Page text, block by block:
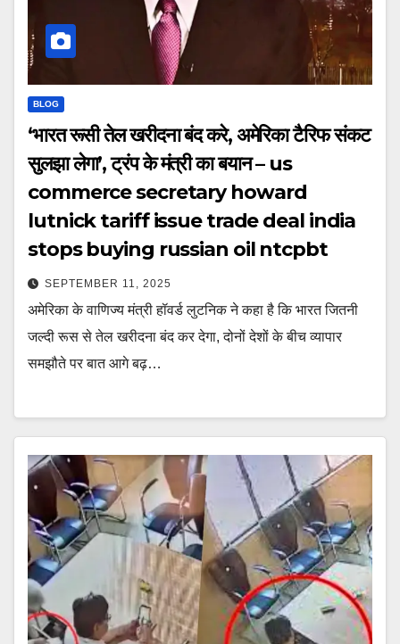
BLOG
‘भारत रूसी तेल खरीदना बंद करे, अमेरिका टैरिफ संकट
सुलझा लेगा’, ट्रंप के मंत्री का बयान – us
commerce secretary howard
lutnick tariff issue trade deal india
stops buying russian oil ntcpbt
SEPTEMBER 11, 2025
अमेरिका के वाणिज्य मंत्री हॉवर्ड लुटनिक ने कहा है कि भारत जितनी
जल्दी रूस से तेल खरीदना बंद कर देगा, दोनों देशों के बीच व्यापार
समझौते पर बात आगे बढ़…